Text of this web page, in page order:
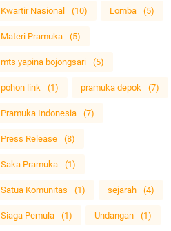
Kwartir Nasional (10) Lomba (5)
Materi Pramuka (5)
mts yapina bojongsari (5)
pohon link (1) pramuka depok (7)
Pramuka Indonesia (7)
Press Release (8)
Saka Pramuka (1)
Satua Komunitas (1) sejarah (4)
Siaga Pemula (1) Undangan (1)